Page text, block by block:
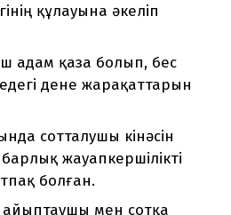
құлауына әкеліп
адам қаза болып, бес
дене жарақаттарын
сотталушы кінәсін
жауапкершілікті
болған.
айыптаушы мен сотқа